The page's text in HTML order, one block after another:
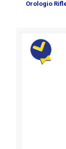
Orologio